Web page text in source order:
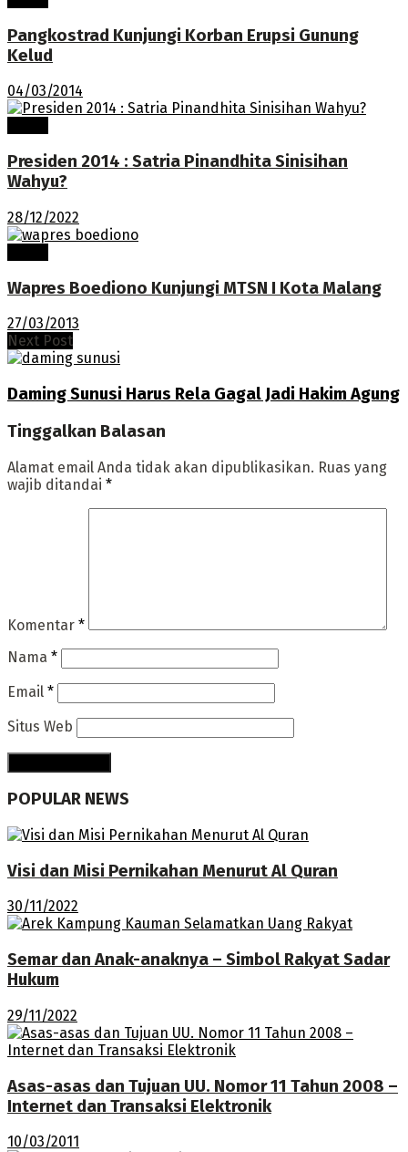
Pangkostrad Kunjungi Korban Erupsi Gunung
Kelud
04/03/2014
Presiden 2014 : Satria Pinandhita Sinisihan
Wahyu?
28/12/2022
Wapres Boediono Kunjungi MTSN I Kota Malang
27/03/2013
Next Post
Daming Sunusi Harus Rela Gagal Jadi Hakim Agung
Tinggalkan Balasan
Alamat email Anda tidak akan dipublikasikan. Ruas yang
wajib ditandai *
Komentar *
Nama *
Email *
Situs Web
POPULAR NEWS
Visi dan Misi Pernikahan Menurut Al Quran
30/11/2022
Semar dan Anak-anaknya – Simbol Rakyat Sadar
Hukum
29/11/2022
Asas-asas dan Tujuan UU. Nomor 11 Tahun 2008 –
Internet dan Transaksi Elektronik
10/03/2011